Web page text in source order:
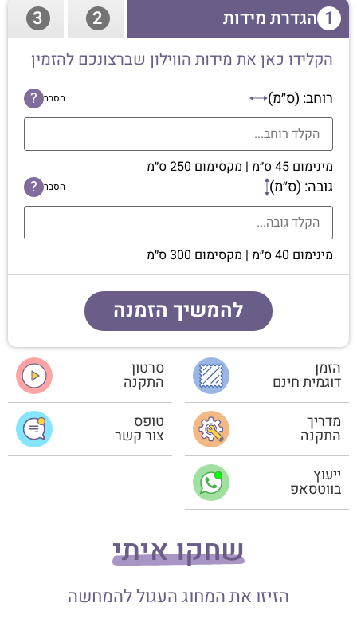
1 הגדרת מידות 2
3
הקלידו כאן את מידות הווילון שברצונכם להזמין
רוחב: (ס״מ) הסבר ?
מינימום 45 ס״מ | מקסימום 250 ס״מ
גובה: (ס״מ) הסבר ?
מינימום 40 ס״מ | מקסימום 300 ס״מ
להמשיך הזמנה
הזמן
דוגמית חינם
סרטון
התקנה
מדריך
התקנה
טופס
צור קשר
ייעוץ
בווטסאפ
שחקו איתי
הזיזו את המחוג העגול להמחשה